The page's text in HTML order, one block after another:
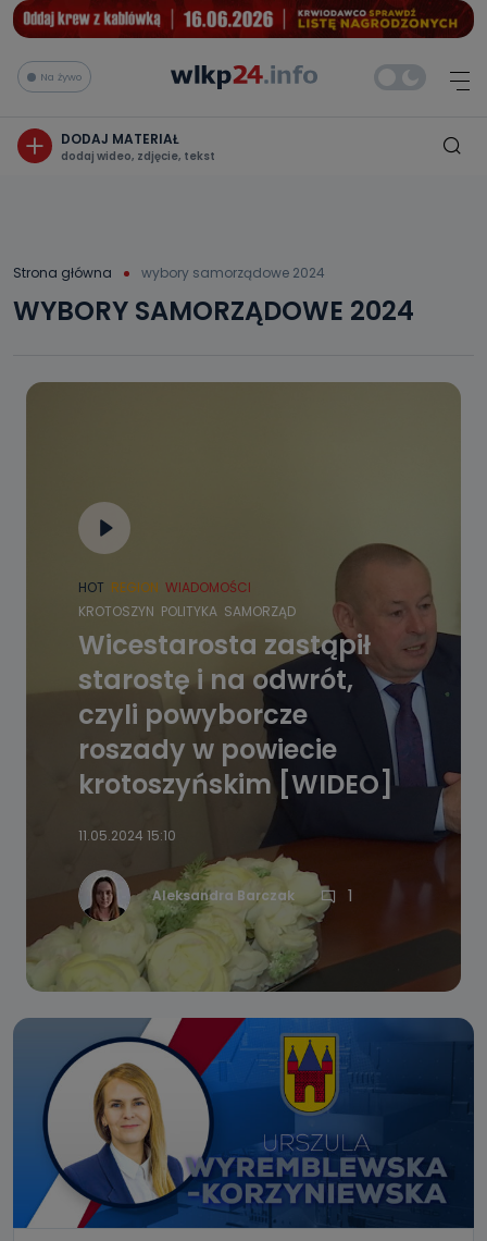
Na żywo
DODAJ MATERIAŁ
dodaj wideo, zdjęcie, tekst
Strona główna wybory samorządowe 2024
WYBORY SAMORZĄDOWE 2024
HOT REGION WIADOMOŚCI
KROTOSZYN POLITYKA SAMORZĄD
Wicestarosta zastąpił
starostę i na odwrót,
czyli powyborcze
roszady w powiecie
krotoszyńskim [WIDEO]
11.05.2024 15:10
Aleksandra Barczak 1